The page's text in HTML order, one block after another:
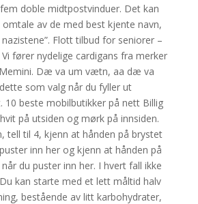
doble midtpostvinduer. Det kan
av de med best kjente navn,
Flott tilbud for seniorer –
fører nydelige cardigans fra merker
Dæ va um vætn, aa dæ va
som valg når du fyller ut
10 beste mobilbutikker på nett Billig
på utsiden og mørk på innsiden.
tell til 4, kjenn at hånden på brystet
inn her og kjenn at hånden på
du puster inn her. I hvert fall ikke
kan starte med et lett måltid halv
bestående av litt karbohydrater,